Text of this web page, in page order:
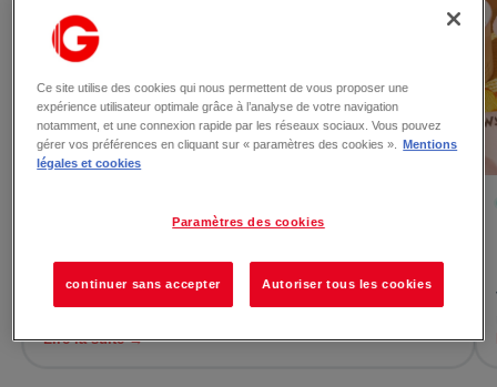
Geev Shop s'installe a la Galerie Val Semnoz
📢 Exclusif dans votre Galerie Val Semnoz : découvrez
une boutique éphémère pas comme les autres, o&ugr...
Lire la suite →
Ce site utilise des cookies qui nous permettent de vous proposer une
expérience utilisateur optimale grâce à l’analyse de votre navigation
notamment, et une connexion rapide par les réseaux sociaux. Vous pouvez
gérer vos préférences en cliquant sur « paramètres des cookies ».
Mentions
légales et cookies
Paramètres des cookies
continuer sans accepter Autoriser tous les cookies